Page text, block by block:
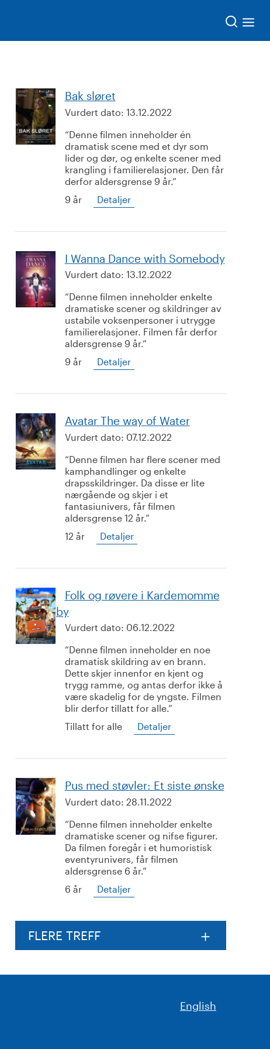
Bak sløret
Vurdert dato: 13.12.2022
Denne filmen inneholder én
dramatisk scene med et dyr som
lider og dør, og enkelte scener med
krangling i familierelasjoner. Den får
derfor aldersgrense 9 år.
9 år
Detaljer
I Wanna Dance with Somebody
Vurdert dato: 13.12.2022
Denne filmen inneholder enkelte
dramatiske scener og skildringer av
ustabile voksenpersoner i utrygge
familierelasjoner. Filmen får derfor
aldersgrense 9 år.
9 år
Detaljer
Avatar The way of Water
Vurdert dato: 07.12.2022
Denne filmen har flere scener med
kamphandlinger og enkelte
drapsskildringer. Da disse er lite
nærgående og skjer i et
fantasiunivers, får filmen
aldersgrense 12 år.
12 år
Detaljer
Folk og røvere i Kardemomme
by
Vurdert dato: 06.12.2022
Denne filmen inneholder en noe
dramatisk skildring av en brann.
Dette skjer innenfor en kjent og
trygg ramme, og antas derfor ikke å
være skadelig for de yngste. Filmen
blir derfor tillatt for alle.
Tillatt for alle
Detaljer
Pus med støvler: Et siste ønske
Vurdert dato: 28.11.2022
Denne filmen inneholder enkelte
dramatiske scener og nifse figurer.
Da filmen foregår i et humoristisk
eventyrunivers, får filmen
aldersgrense 6 år.
6 år
Detaljer
FLERE TREFF
English